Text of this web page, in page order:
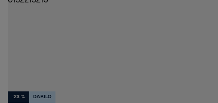
-23 % DARILO